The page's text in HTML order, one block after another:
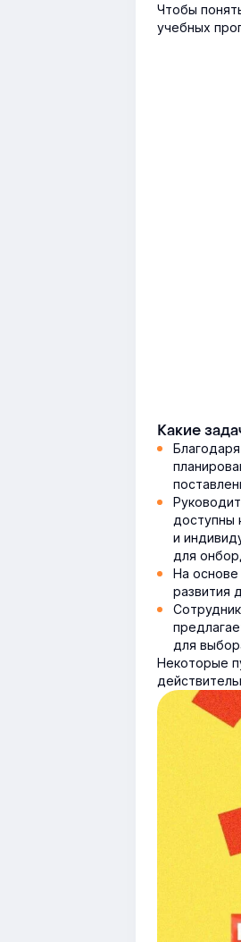
Чтобы
учебных
Какие
доступны
и
для
На
развития
для
Некоторые